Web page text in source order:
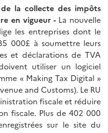
la collecte des impôts
en vigueur -La nouvelle
les entreprises dont le
000£ à soumettre leurs
et déclarations de TVA
utiliser un logiciel
« Making Tax Digital »
and Customs). Le RU
fiscale et réduire
fiscale. Plus de 402 000
sur le site du